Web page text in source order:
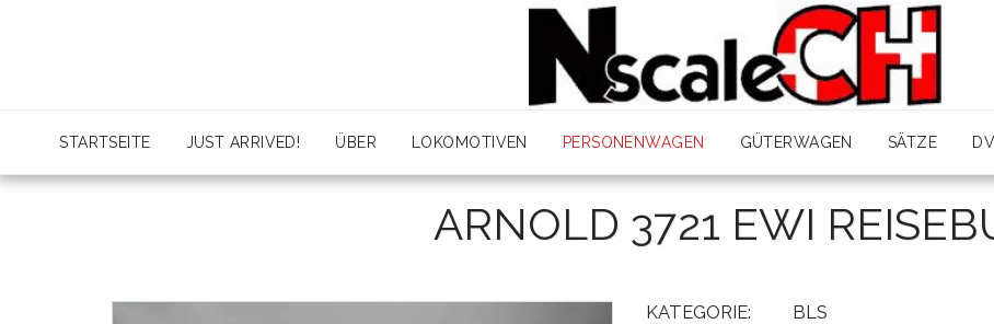
STARTSEITE JUST ARRIVED! ÜBER LOKOMOTIVEN PERSONENWAGEN GÜTERWAGEN SÄTZE
ARNOLD 3721 EWI
KATEGORIE: BLS